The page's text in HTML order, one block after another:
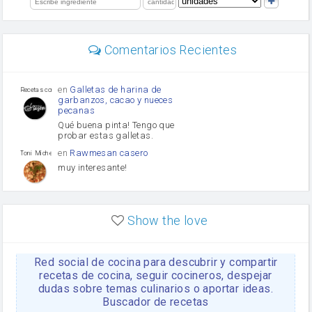
limón
Comentarios Recientes
Recetas con sazon
en Galletas de harina de
garbanzos, cacao y nueces
pecanas
Qué buena pinta! Tengo que
probar estas galletas.
Toni Michel Caubet
en Rawmesan casero
muy interesante!
enLasaña casera fácil y
HOJALDROSA TV
enGachas de la abuela
Rosa
https://youtu.be/Mz69gcVO3sI
Show the love
Red social de cocina para descubrir y compartir
recetas de cocina, seguir cocineros, despejar
dudas sobre temas culinarios o aportar ideas.
Buscador de recetas